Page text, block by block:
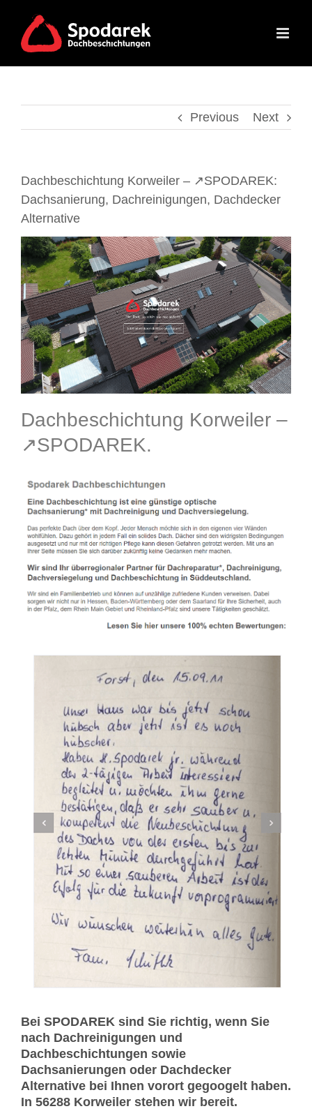
content
Previous Next
Dachbeschichtung Korweiler – ↗️SPODAREK:
Dachsanierung, Dachreinigungen, Dachdecker
Alternative
Dachbeschichtung Korweiler –
↗️SPODAREK.
Bei SPODAREK sind Sie richtig, wenn Sie
nach Dachreinigungen und
Dachbeschichtungen sowie
Dachsanierungen oder Dachdecker
Alternative bei Ihnen vorort gegoogelt haben.
In 56288 Korweiler stehen wir bereit.